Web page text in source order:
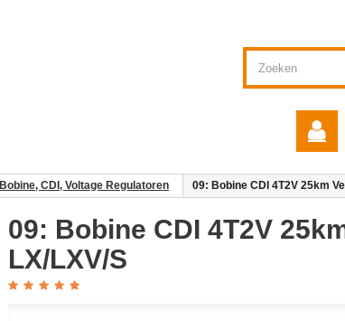
Bobine, CDI, Voltage Regulatoren 09: Bobine CDI 4T2V 25km
09: Bobine CDI 4T2V
LX/LXV/S